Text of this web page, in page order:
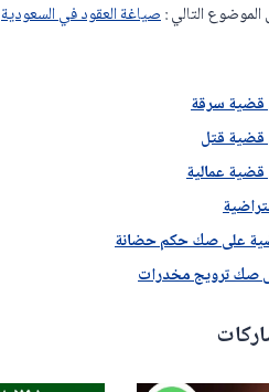
التالي :صياغة العقود في السعودية
قضية سرقة
قضية قتل
عمالية
على صك حكم حضانة
صك ترويج مخدرات